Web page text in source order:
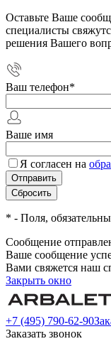
Оставьте Ваше
специалисты
решения Вашего
Ваш телефон*
Ваше имя
Я согласен на
* - Поля,
Сообщение
Ваше сообщение
Вами свяжется наш
Закрыть окно
+7 (495) 790-62-90
Заказать звонок